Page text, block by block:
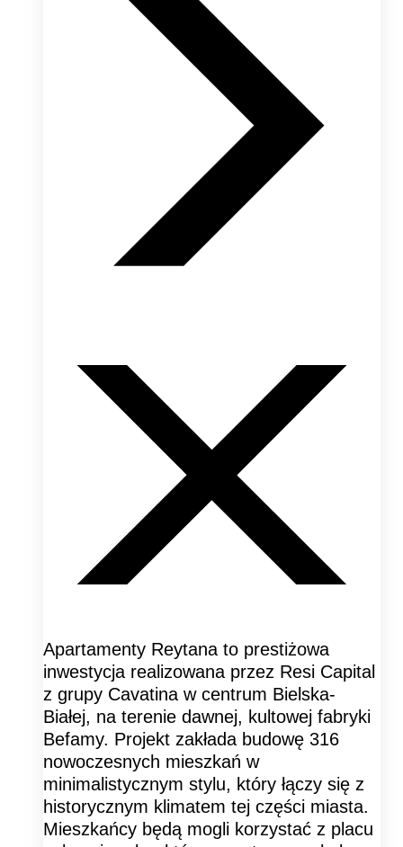
Apartamenty Reytana to prestiżowa
inwestycja realizowana przez Resi Capital
z grupy Cavatina w centrum Bielska-
Białej, na terenie dawnej, kultowej fabryki
Befamy. Projekt zakłada budowę 316
nowoczesnych mieszkań w
minimalistycznym stylu, który łączy się z
historycznym klimatem tej części miasta.
Mieszkańcy będą mogli korzystać z placu